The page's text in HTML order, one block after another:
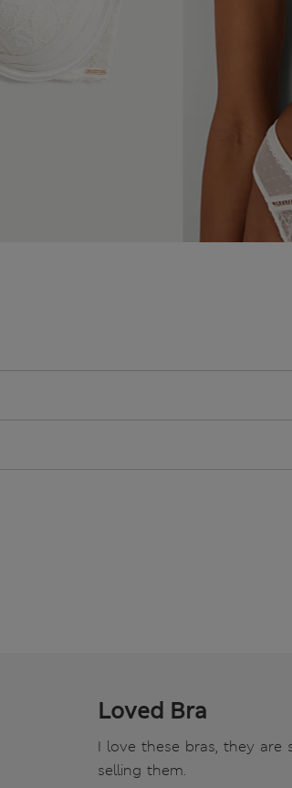
Loved Bra
I love these bras, they are
selling them.